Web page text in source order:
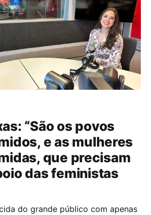
“São os povos
e as mulheres
que precisam
das feministas
do grande público com apenas